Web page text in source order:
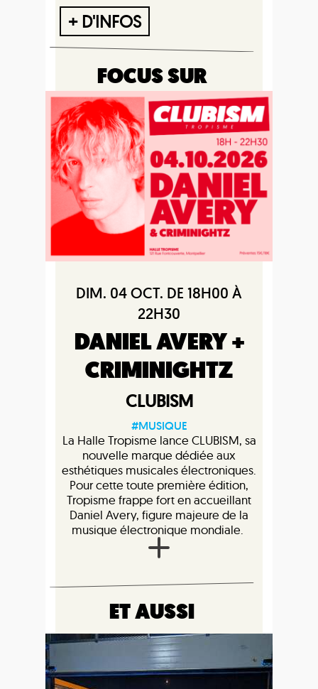
+ D'INFOS
FOCUS SUR
DIM. 04 OCT. DE 18H00 À
22H30
DANIEL AVERY +
CRIMINIGHTZ
CLUBISM
#MUSIQUE
La Halle Tropisme lance CLUBISM, sa
nouvelle marque dédiée aux
esthétiques musicales électroniques.
Pour cette toute première édition,
Tropisme frappe fort en accueillant
Daniel Avery, figure majeure de la
musique électronique mondiale.
ET AUSSI